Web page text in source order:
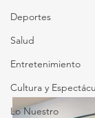
Deportes
Salud
Entretenimiento
Cultura y
Lo Nuestro